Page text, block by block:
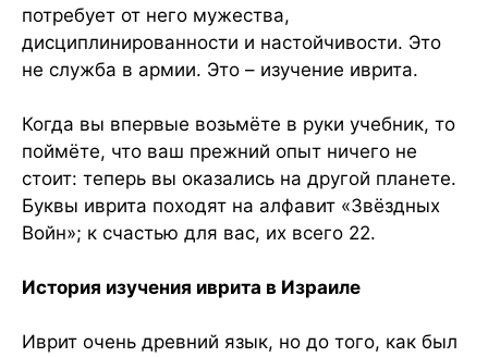
ульпане
потребует от него мужества,
дисциплинированности и настойчивости. Это
не служба в армии. Это – изучение иврита.
Когда вы впервые возьмёте в руки учебник, то
поймёте, что ваш прежний опыт ничего не
стоит: теперь вы оказались на другой планете.
Буквы иврита походят на алфавит «Звёздных
Войн»; к счастью для вас, их всего 22.
История изучения иврита в Израиле
Иврит очень древний язык, но до того, как был